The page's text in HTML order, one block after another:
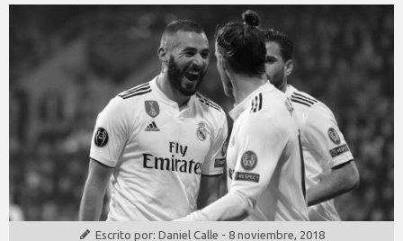
Escrito por: Daniel Calle - 8 noviembre, 2018